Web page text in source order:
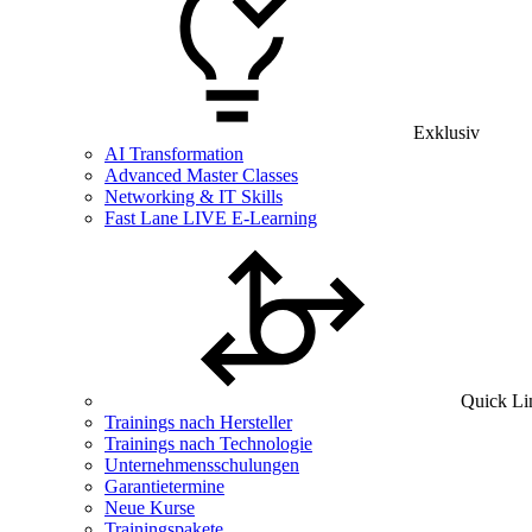
Exklusiv
AI Transformation
Advanced Master Classes
Networking & IT Skills
Fast Lane LIVE E-Learning
Quick
Trainings nach Hersteller
Trainings nach Technologie
Unternehmensschulungen
Garantietermine
Neue Kurse